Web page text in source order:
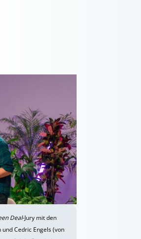
Deal-Jury mit den
Cedric Engels (von